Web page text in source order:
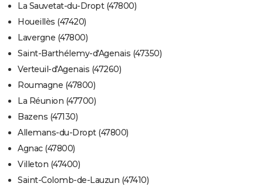
La Sauvetat-du-Dropt (47800)
Houeillès (47420)
Lavergne (47800)
Saint-Barthélemy-d'Agenais (47350)
Verteuil-d'Agenais (47260)
Roumagne (47800)
La Réunion (47700)
Bazens (47130)
Allemans-du-Dropt (47800)
Agnac (47800)
Villeton (47400)
Saint-Colomb-de-Lauzun (47410)